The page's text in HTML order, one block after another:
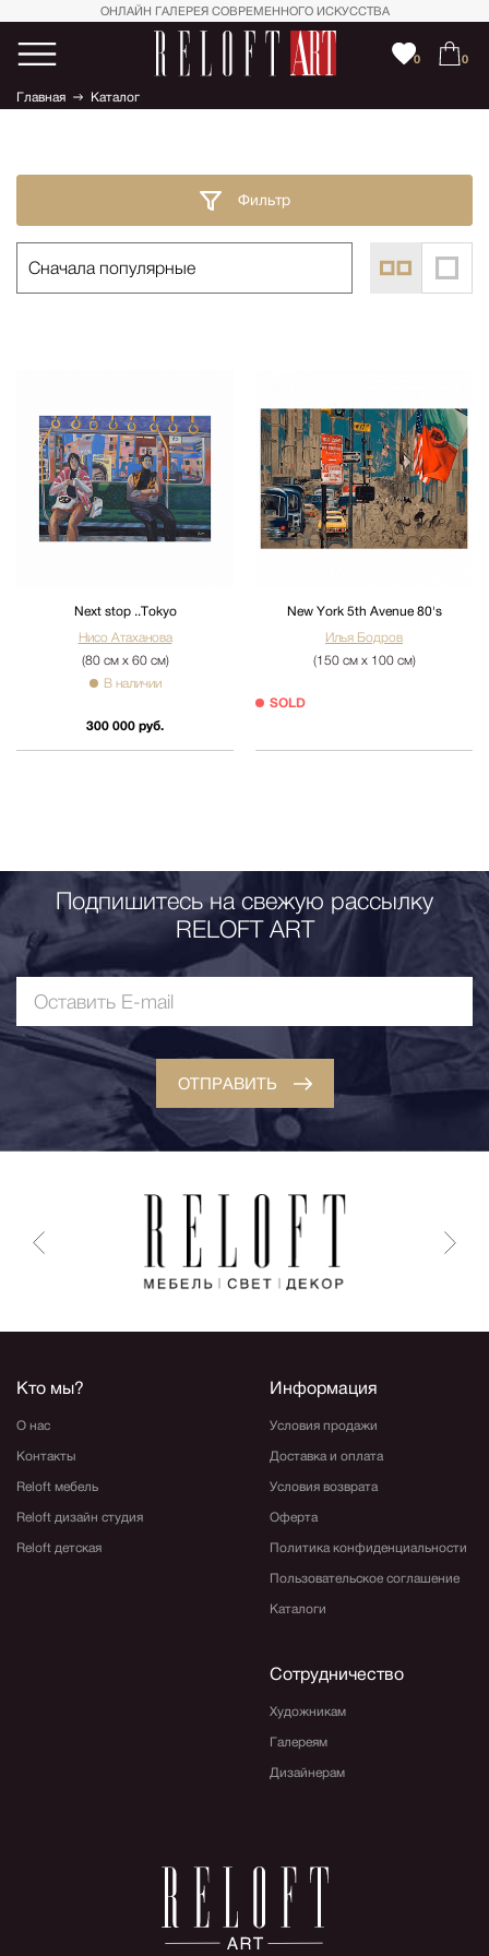
ОНЛАЙН ГАЛЕРЕЯ СОВРЕМЕННОГО ИСКУССТВА
0 0
Главная Каталог
Фильтр
Next stop ..Tokyo
Нисо Атаханова
(80 см х 60 см)
В наличии
300 000 руб.
New York 5th Avenue 80's
Илья Бодров
(150 см х 100 см)
SOLD
Подпишитесь на свежую рассылку
RELOFT ART
ОТПРАВИТЬ
Кто мы?
О нас
Контакты
Reloft мебель
Reloft дизайн студия
Reloft детская
Информация
Условия продажи
Доставка и оплата
Условия возврата
Оферта
Политика конфиденциальности
Пользовательское соглашение
Каталоги
Сотрудничество
Художникам
Галереям
Дизайнерам